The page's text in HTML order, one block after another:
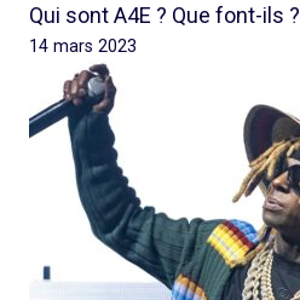
Qui sont A4E ? Que font-ils ?
14 mars 2023